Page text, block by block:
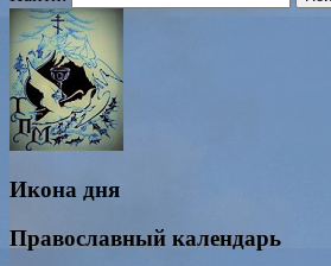
Икона дня
Православный календарь